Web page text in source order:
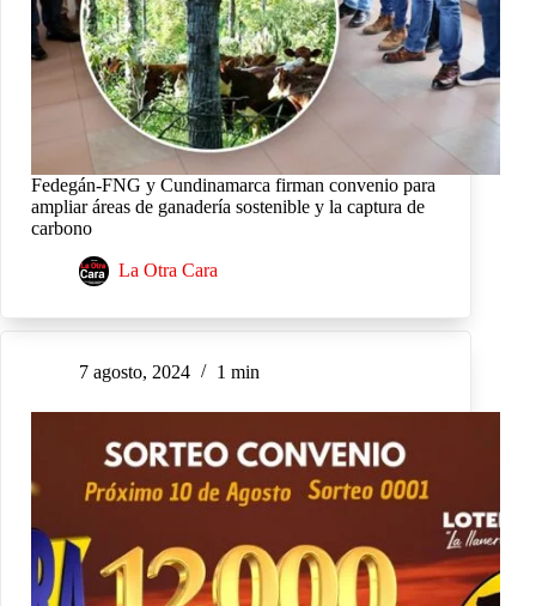
Fedegán-FNG y Cundinamarca firman convenio para
ampliar áreas de ganadería sostenible y la captura de
carbono
La Otra Cara
7 agosto, 2024 1 min